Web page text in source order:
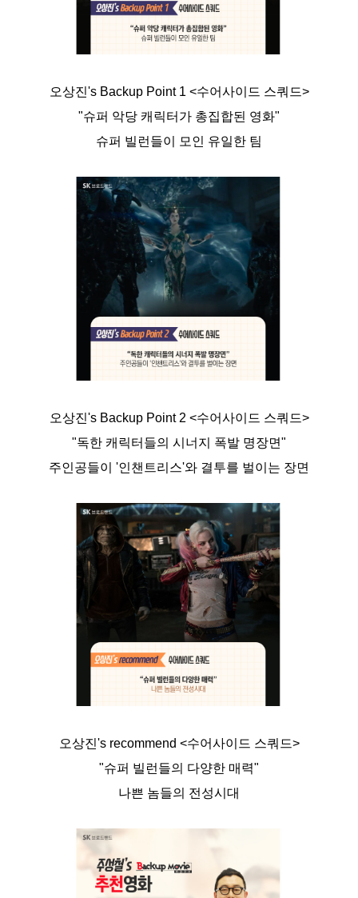
오상진's Backup Point 1 <수어사이드 스쿼드>
"슈퍼 악당 캐릭터가 총집합된 영화"
슈퍼 빌런들이 모인 유일한 팀
오상진's Backup Point 2 <수어사이드 스쿼드>
"독한 캐릭터들의 시너지 폭발 명장면"
주인공들이 '인챈트리스'와 결투를 벌이는 장면
오상진's recommend <수어사이드 스쿼드>
"슈퍼 빌런들의 다양한 매력"
나쁜 놈들의 전성시대